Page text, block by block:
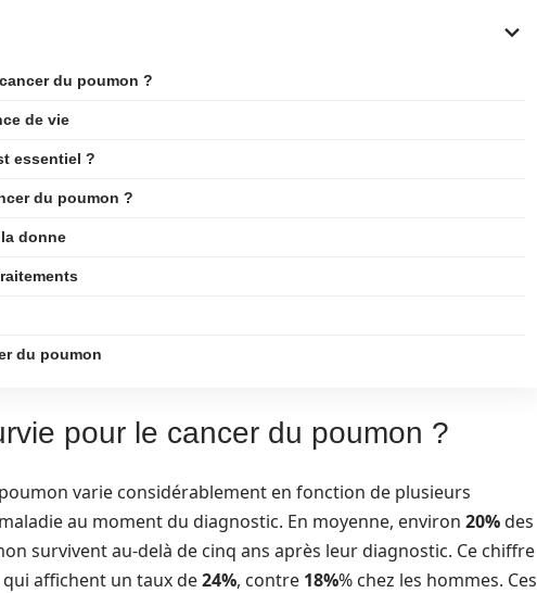
du poumon ?
de vie
essentiel ?
du poumon ?
donne
du poumon
pour le cancer du poumon ?
varie considérablement en fonction de plusieurs
au moment du diagnostic. En moyenne, environ 20%des
survivent au-delà de cinq ans après leur diagnostic. Ce chiffre
affichent un taux de24%, contre 18%% chez les hommes. Ces